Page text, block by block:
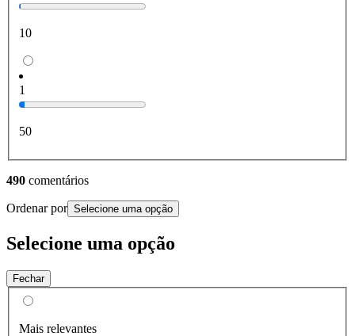
10
1
50
490 comentários
Ordenar por Selecione uma opção
Selecione uma opção
Fechar
Mais relevantes